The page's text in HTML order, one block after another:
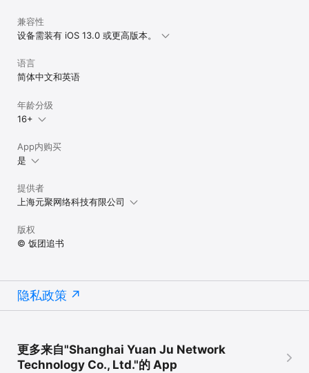
兼容性
设备需装有 iOS 13.0 或更高版本。
语言
简体中文和英语
年龄分级
16+
App内购买
是
提供者
上海元聚网络科技有限公司
版权
© 饭团追书
隐私政策
更多来自"Shanghai Yuan Ju Network
Technology Co., Ltd."的 App